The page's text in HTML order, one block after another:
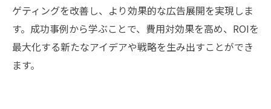
長期的な視点での広告戦略
ゲティングを改善し、より効果的な広告展開を実現しま
す。成功事例から学ぶことで、費用対効果を高め、ROIを
最大化する新たなアイデアや戦略を生み出すことができ
ます。